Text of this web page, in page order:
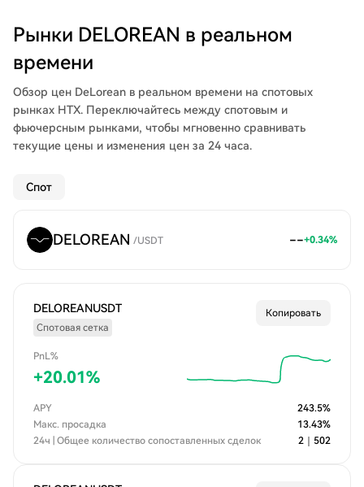
Рынки DELOREAN в реальном
времени
Обзор цен DeLorean в реальном времени на спотовых
рынках HTX. Переключайтесь между спотовым и
фьючерсным рынками, чтобы мгновенно сравнивать
текущие цены и изменения цен за 24 часа.
Спот
DELOREAN /USDT --+0.34%
DELOREANUSDT
Спотовая сетка
Копировать
PnL%
+20.01%
APY 243.5%
Макс. просадка
13.43%
24ч | Общее количество сопоставленных сделок
2 502